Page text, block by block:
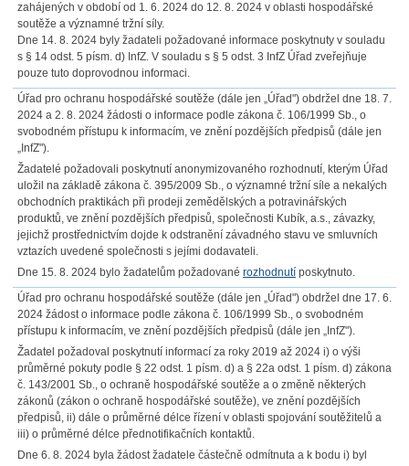
zahájených v období od 1. 6. 2024 do 12. 8. 2024 v oblasti hospodářské
soutěže a významné tržní síly.
Dne 14. 8. 2024 byly žadateli požadované informace poskytnuty v souladu
s § 14 odst. 5 písm. d) InfZ. V souladu s § 5 odst. 3 InfZ Úřad zveřejňuje
pouze tuto doprovodnou informaci.
Úřad pro ochranu hospodářské soutěže (dále jen „Úřad") obdržel dne 18. 7.
2024 a 2. 8. 2024 žádosti o informace podle zákona č. 106/1999 Sb., o
svobodném přístupu k informacím, ve znění pozdějších předpisů (dále jen
„InfZ").
Žadatelé požadovali poskytnutí anonymizovaného rozhodnutí, kterým Úřad
uložil na základě zákona č. 395/2009 Sb., o významné tržní síle a nekalých
obchodních praktikách při prodeji zemědělských a potravinářských
produktů, ve znění pozdějších předpisů, společnosti Kubík, a.s., závazky,
jejichž prostřednictvím dojde k odstranění závadného stavu ve smluvních
vztazích uvedené společnosti s jejími dodavateli.
Dne 15. 8. 2024 bylo žadatelům požadované rozhodnutíposkytnuto.
Úřad pro ochranu hospodářské soutěže (dále jen „Úřad") obdržel dne 17. 6.
2024 žádost o informace podle zákona č. 106/1999 Sb., o svobodném
přístupu k informacím, ve znění pozdějších předpisů (dále jen „InfZ").
Žadatel požadoval poskytnutí informací za roky 2019 až 2024 i) o výši
průměrné pokuty podle § 22 odst. 1 písm. d) a § 22a odst. 1 písm. d) zákona
č. 143/2001 Sb., o ochraně hospodářské soutěže a o změně některých
zákonů (zákon o ochraně hospodářské soutěže), ve znění pozdějších
předpisů, ii) dále o průměrné délce řízení v oblasti spojování soutěžitelů a
iii) o průměrné délce přednotifikačních kontaktů.
Dne 6. 8. 2024 byla žádost žadatele částečně odmítnuta a k bodu i) byl